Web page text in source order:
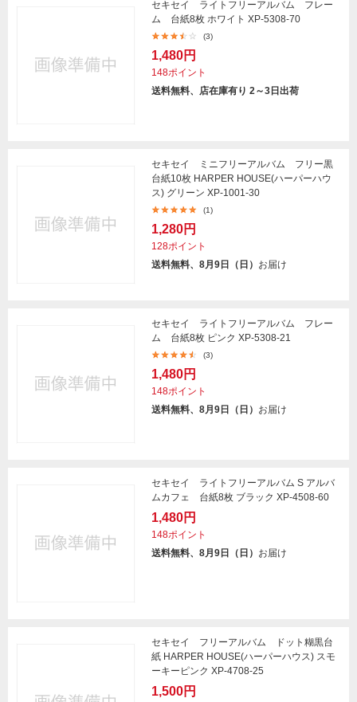
セキセイ ライトフリーアルバム フレー
ム 台紙8枚 ホワイト XP-5308-70
(3)
1,480円
148ポイント
送料無料、店在庫有り 2～3日出荷
セキセイ ミニフリーアルバム フリー黒
台紙10枚 HARPER HOUSE(ハーパーハウ
ス) グリーン XP-1001-30
(1)
1,280円
128ポイント
送料無料、8月9日（日） お届け
セキセイ ライトフリーアルバム フレー
ム 台紙8枚 ピンク XP-5308-21
(3)
1,480円
148ポイント
送料無料、8月9日（日） お届け
セキセイ ライトフリーアルバム S アルバ
ムカフェ 台紙8枚 ブラック XP-4508-60
1,480円
148ポイント
送料無料、8月9日（日） お届け
セキセイ フリーアルバム ドット糊黒台
紙 HARPER HOUSE(ハーパーハウス) スモ
ーキーピンク XP-4708-25
1,500円